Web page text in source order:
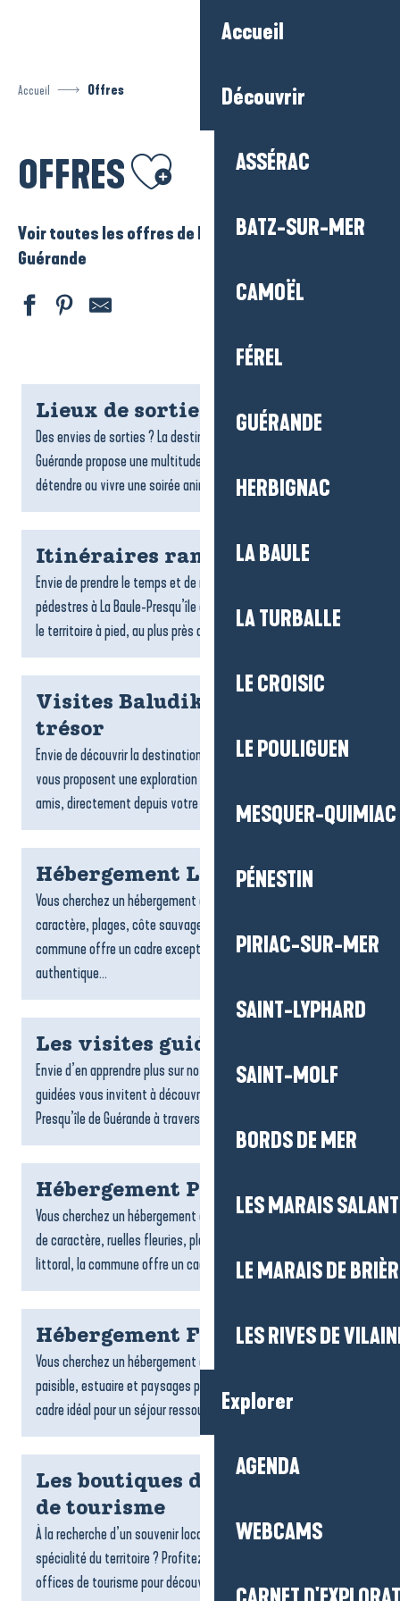
Accueil
Découvrir
ASSÉRAC
BATZ-SUR-MER
CAMOËL
FÉREL
GUÉRANDE
HERBIGNAC
LA BAULE
LA TURBALLE
LE CROISIC
LE POULIGUEN
MESQUER-QUIMIAC
PÉNESTIN
PIRIAC-SUR-MER
SAINT-LYPHARD
SAINT-MOLF
BORDS DE MER
LES MARAIS
LE MARAIS DE
LES RIVES DE
Explorer
AGENDA
WEBCAMS
Accueil Offres
OFFRES Ajouter aux favoris
Voir toutes les offres de La Baule – Presqu’ile de
Guérande
Lieux de sorties et spectacles
Des envies de sorties ? La destination La Baule-Presqu’île de
Guérande propose une multitude de lieux pour s’amuser, se
détendre ou vivre une soirée animée : bars...
Itinéraires rando
Envie de prendre le temps et de respirer ? Les randonnées
pédestres à La Baule-Presqu’île de Guérande invitent à explorer
le territoire à pied, au plus près des paysages. Entre...
Visites Baludik et chasses au
trésor
Envie de découvrir la destination ? Les jeux de piste Baludik
vous proposent une exploration ludique, en famille ou entre
amis, directement depuis votre téléphone. Suivez des...
Hébergement Le Croisic
Vous cherchez un hébergement au Croisic ? Entre port de
caractère, plages, côte sauvage et ruelles typiques, la
commune offre un cadre exceptionnel pour un séjour
authentique...
Les visites guidées
Envie d’en apprendre plus sur notre territoire ? Les visites
guidées vous invitent à découvrir toute la richesse de la
Presqu’île de Guérande à travers une sélection de visites...
Hébergement Piriac-sur-Mer
Vous cherchez un hébergement à Piriac-sur-Mer ? Entre village
de caractère, ruelles fleuries, plages, criques et charme du
littoral, la commune offre un cadre idéal pour un...
Hébergement Férel
Vous cherchez un hébergement à Férel ? Entre campagne
paisible, estuaire et paysages préservés, la commune offre un
cadre idéal pour un séjour ressourçant. Locations, chambres...
Les boutiques de votre Office
de tourisme
À la recherche d’un souvenir local, d’une idée cadeau ou d’une
spécialité du territoire ? Profitez de votre passage dans nos
offices de tourisme pour découvrir nos espaces...